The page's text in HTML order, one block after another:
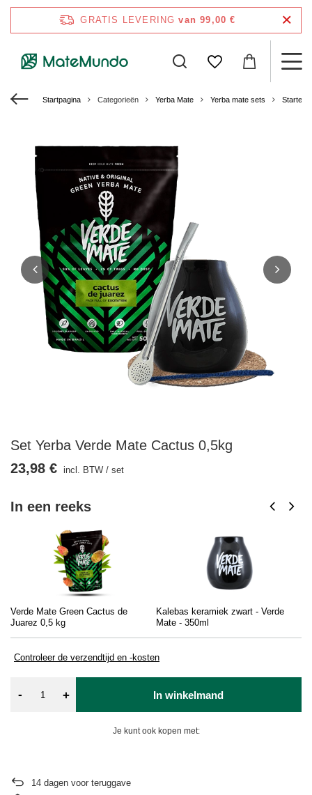
GRATIS LEVERING van 99,00 €
Startpagina Categorieën Yerba Mate Yerba mate sets
Set Yerba Verde Mate Cactus 0,5kg
In een reeks
Verde Mate Green Cactus de
Juarez 0,5 kg
Kalebas keramiek zwart - Verde
Mate - 350ml
Controleer de verzendtijd en -kosten
23,98 € incl. BTW / set
- + In winkelmand
Je kunt ook kopen met:
14 dagen voor teruggave